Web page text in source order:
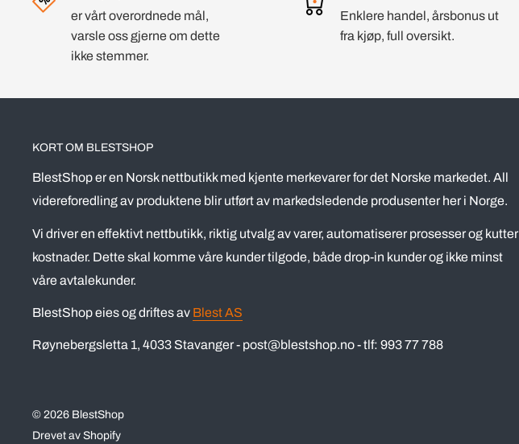
er vårt overordnede mål,
varsle oss gjerne om dette
ikke stemmer.
Enklere handel, årsbonus ut
fra kjøp, full oversikt.
KORT OM BLESTSHOP
BlestShop er en Norsk nettbutikk med kjente merkevarer for det Norske markedet. All
videreforedling av produktene blir utført av markedsledende produsenter her i Norge.
Vi driver en effektivt nettbutikk, riktig utvalg av varer, automatiserer prosesser og kutter
kostnader. Dette skal komme våre kunder tilgode, både drop-in kunder og ikke minst
våre avtalekunder.
BlestShop eies og driftes av Blest AS
Røynebergsletta 1, 4033 Stavanger - post@blestshop.no - tlf: 993 77 788
© 2026 BlestShop
Drevet av Shopify